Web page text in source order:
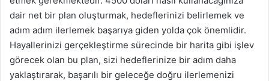
dair net bir plan oluşturmak, hedeflerinizi belirlemek ve
adım adım ilerlemek başarıya giden yolda çok önemlidir.
Hayallerinizi gerçekleştirme sürecinde bir harita gibi işlev
görecek olan bu plan, sizi hedeflerinize bir adım daha
yaklaştırarak, başarılı bir geleceğe doğru ilerlemenizi